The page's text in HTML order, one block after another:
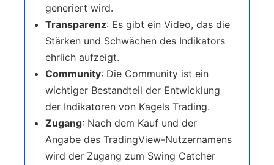
generiert wird.
Transparenz: Es gibt ein Video, das die
Stärken und Schwächen des Indikators
ehrlich aufzeigt.
Community: Die Community ist ein
wichtiger Bestandteil der Entwicklung
der Indikatoren von Kagels Trading.
Zugang: Nach dem Kauf und der
Angabe des TradingView-Nutzernamens
wird der Zugang zum Swing Catcher